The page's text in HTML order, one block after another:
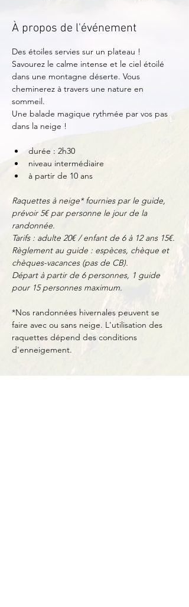
À propos de l'événement
Des étoiles servies sur un plateau !
Savourez le calme intense et le ciel étoilé
dans une montagne déserte. Vous
cheminerez à travers une nature en
sommeil.
Une balade magique rythmée par vos pas
dans la neige !
durée : 2h30
niveau intermédiaire
à partir de 10 ans
Raquettes à neige* fournies par le guide,
prévoir 5€ par personne le jour de la
randonnée.
Tarifs : adulte 20€ / enfant de 6 à 12 ans 15€.
Règlement au guide : espèces, chèque et
chèques-vacances (pas de CB).
Départ à partir de 6 personnes, 1 guide
pour 15 personnes maximum.
*Nos randonnées hivernales peuvent se
faire avec ou sans neige. L'utilisation des
raquettes dépend des conditions
d'enneigement.